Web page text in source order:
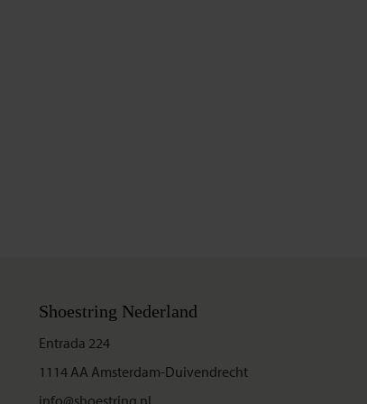
Shoestring Nederland
Entrada 224
1114 AA Amsterdam-Duivendrecht
info@shoestring.nl